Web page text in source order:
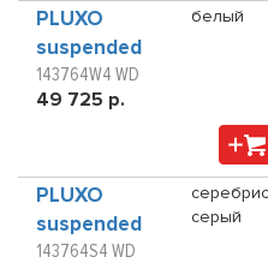
PLUXO
suspended
143764W4 WD
49 725 р.
белый
PLUXO
suspended
143764S4 WD
серый